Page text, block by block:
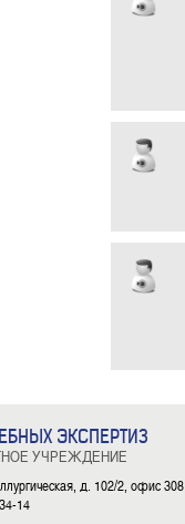
ЭКСПЕРТИЗ
УЧРЕЖДЕНИЕ
д. 102/2, офис 308
14